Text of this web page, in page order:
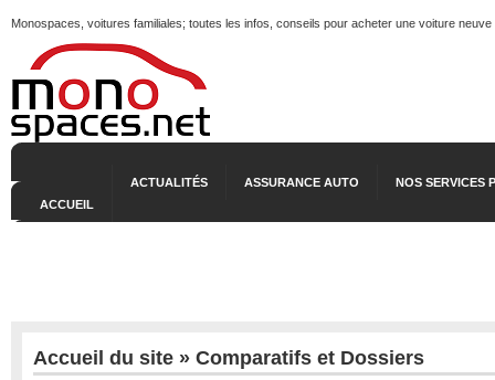
Monospaces, voitures familiales; toutes les infos, conseils pour acheter une voiture
ACCUEIL
ACTUALITÉS ASSURANCE AUTO NOS SERVICES
Accueil du site » Comparatifs et Dossiers